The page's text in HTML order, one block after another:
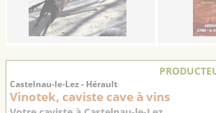
Castelnau-le-Lez - Hérault
Vinotek, caviste cave à vins